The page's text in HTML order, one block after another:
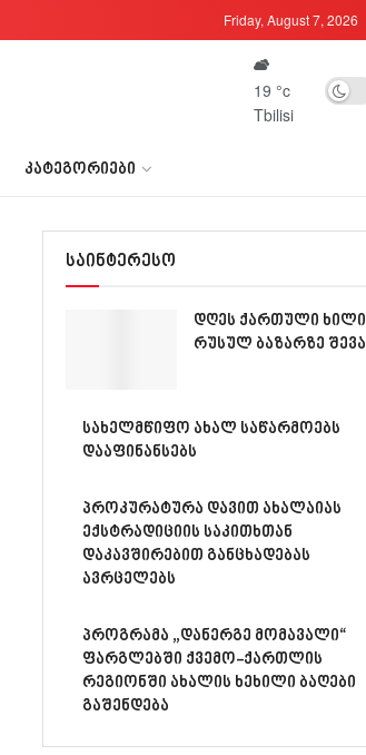
Friday, August 7, 2026
19 °c
Tbilisi
ᲙᲐᲢᲔᲒᲝᲠᲘᲔᲑᲘ
საინტერესო
დღეს ქართული ხილი
რუსულ ბაზარზე შევა
სახელმწიფო ახალ საწარმოებს
დააფინანსებს
პროკურატურა დავით ახალაიას
ექსტრადიციის საკითხთან
დაკავშირებით განცხადებას
ავრცელებს
პროგრამა „დანერგე მომავალი“
ფარგლებში ქვემო-ქართლის
რეგიონში ახალის ხეხილი ბაღები
გაშენდება